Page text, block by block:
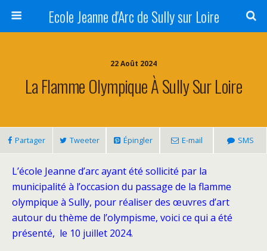
Ecole Jeanne d'Arc de Sully sur Loire
22 Août 2024
La Flamme Olympique À Sully Sur Loire
Partager Tweeter Épingler E-mail SMS
L’école Jeanne d’arc ayant été sollicité par la
municipalité à l’occasion du passage de la flamme
olympique à Sully, pour réaliser des œuvres d’art
autour du thème de l’olympisme, voici ce qui a été
présenté, le 10 juillet 2024.